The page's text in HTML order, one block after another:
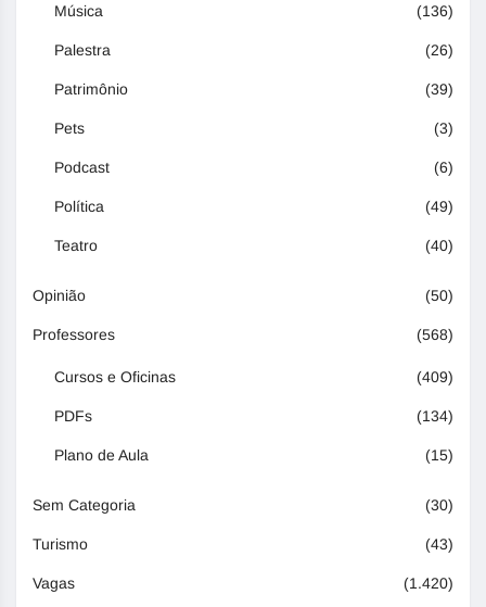
Música (136)
Palestra (26)
Patrimônio (39)
Pets (3)
Podcast (6)
Política (49)
Teatro (40)
Opinião (50)
Professores (568)
Cursos e Oficinas (409)
PDFs (134)
Plano de Aula (15)
Sem Categoria (30)
Turismo (43)
Vagas (1.420)